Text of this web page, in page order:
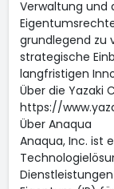
Verwaltung und
grundlegend zu
strategische
langfristigen
Über die Yazaki
https://
Über Anaqua
Anaqua, Inc. ist